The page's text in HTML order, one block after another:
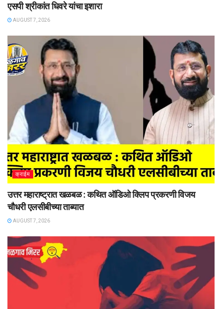
एसपी श्रीकांत धिवरे यांचा इशारा
AUGUST 7, 2026
क्राईम
उत्तर महाराष्ट्रात खळबळ : कथित ऑडिओ क्लिप प्रकरणी विजय
चौधरी एलसीबीच्या ताब्यात
AUGUST 7, 2026